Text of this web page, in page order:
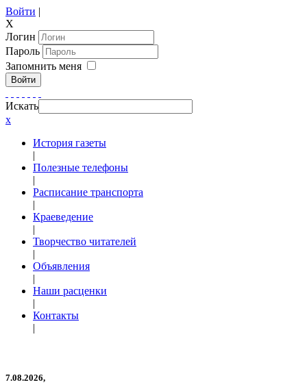
Войти |
X
Логин
Пароль
Запомнить меня
Войти
Искать
x
История газеты
|
Полезные телефоны
|
Расписание транспорта
|
Краеведение
|
Творчество читателей
|
Объявления
|
Наши расценки
|
Контакты
|
7.08.2026,